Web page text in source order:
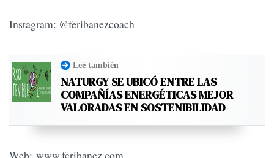
Instagram: @feribanezcoach
Leé también
NATURGY SE UBICÓ ENTRE LAS
COMPAÑÍAS ENERGÉTICAS MEJOR
VALORADAS EN SOSTENIBILIDAD
Web: www.feribanez.com